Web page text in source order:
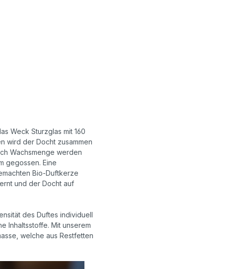
Weck Sturzglas mit 160
wird der Docht zusammen
Wachsmenge werden
gegossen. Eine
Bio-Duftkerze
und der Docht auf
des Duftes individuell
Inhaltsstoffe. Mit unserem
welche aus Restfetten